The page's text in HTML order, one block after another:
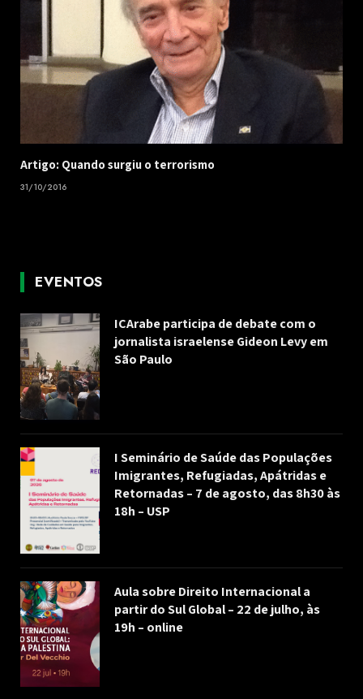
Artigo: Quando surgiu o terrorismo
31/10/2016
EVENTOS
ICArabe participa de debate com o
jornalista israelense Gideon Levy em
São Paulo
I Seminário de Saúde das Populações
Imigrantes, Refugiadas, Apátridas e
Retornadas – 7 de agosto, das 8h30 às
18h – USP
Aula sobre Direito Internacional a
partir do Sul Global – 22 de julho, às
19h – online